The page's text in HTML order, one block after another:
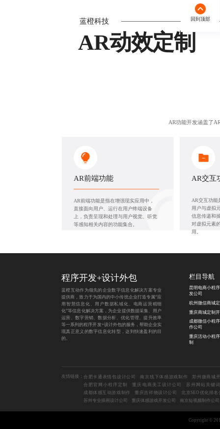
蓝橙科技
AR动效定制
AR功能开发涵盖了
AR前端功能
AR前端功能是指在增强现实应用中，
直接面向用户、运行在用户终端设备
上，负责呈现和处理与用户视觉、听觉
等感知相关内容的功能集合。
AR交互
AR交互功能
用户与虚拟
信息传递和
对虚拟元素
用。
回到顶部
程序开发+设计外包
蓝橙互动作为领先的企业数字信息化解决方案专业
提供商，致力于为国内的中小传统企业打造专属“应
用智慧信息化、用户数据私域化、电商运营精细
化”等信息化解决方案，为企业提供数据采集、用户
运营、数字营销、数据分析、优化管理、提升效率
等一系列的程序开发+设计外包的服务，帮助企业实
现真正意义的数字信息化转型，达到快速盈利的目
的。
栏目导航
昆明电商小程
发公司
杭州微信商城
重庆商城定制
成都微信小程
作公司
重庆活动小程
制
友情链接： 合肥卡通表情包设计公司 南京线下体感游戏制作
郑州微商城
合肥官网小程序定制
重庆电商美工设计公司
苏州网站关键
成都体感互动游戏制作
重庆吉祥物设计公司
北京SEO优化排名
苏州专业插画设计公司
重庆体感游戏开发公司 南京短视频制作公司
Copyright ©